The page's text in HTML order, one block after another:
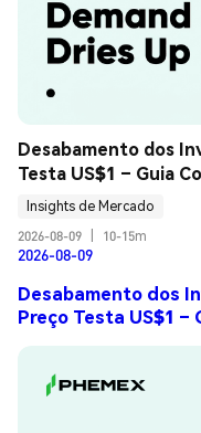
Desabamento dos
Testa US$1 – Guia
Insights de Mercado
2026-08-09
10-15m
2026-08-09
Desabamento dos
Preço Testa US$1 –